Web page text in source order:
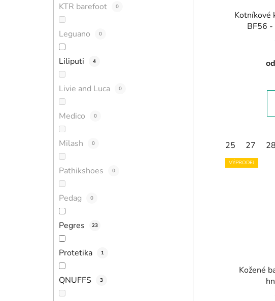
KTR barefoot 0
Leguano 0
Liliputi 4
Livie and Luca 0
Medico 0
Milash 0
Pathikshoes 0
Pedag 0
Pegres 23
Protetika 1
QNUFFS 3
Kotníkové
BF56 -
od
25 27 28
VÝPRODEJ
Kožené